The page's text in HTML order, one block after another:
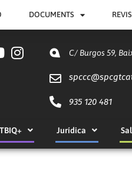
DOCUMENTS
C/ Burgos 59,
spccc@
935 120 481
Jurídica